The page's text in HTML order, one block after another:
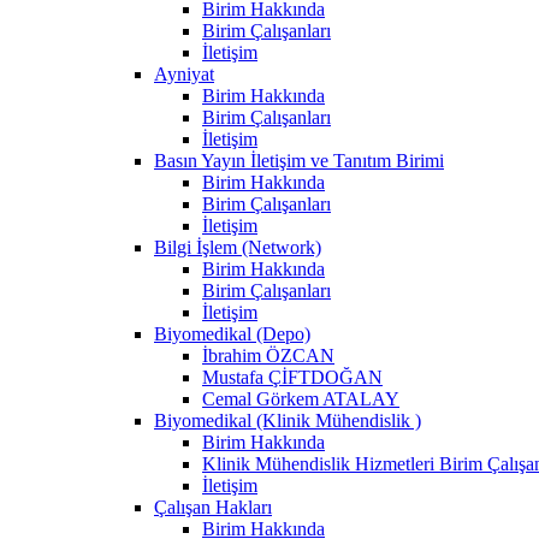
Birim Hakkında
Birim Çalışanları
İletişim
Ayniyat
Birim Hakkında
Birim Çalışanları
İletişim
Basın Yayın İletişim ve Tanıtım Birimi
Birim Hakkında
Birim Çalışanları
İletişim
Bilgi İşlem (Network)
Birim Hakkında
Birim Çalışanları
İletişim
Biyomedikal (Depo)
İbrahim ÖZCAN
Mustafa ÇİFTDOĞAN
Cemal Görkem ATALAY
Biyomedikal (Klinik Mühendislik )
Birim Hakkında
Klinik Mühendislik Hizmetleri Birim
İletişim
Çalışan Hakları
Birim Hakkında